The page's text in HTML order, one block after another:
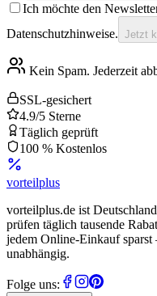
Ich möchte den
Datenschutzhinweise. Jetzt
Kein Spam. Jederzeit
SSL-gesichert
4.9/5 Sterne
Täglich geprüft
100 % Kostenlos
vorteilplus
vorteilplus.de ist
prüfen täglich tausende
jedem Online-Einkauf
unabhängig.
Folge uns: